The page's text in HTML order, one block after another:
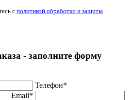
сполитикой обработки и защиты
- заполните форму
Телефон*
Email*